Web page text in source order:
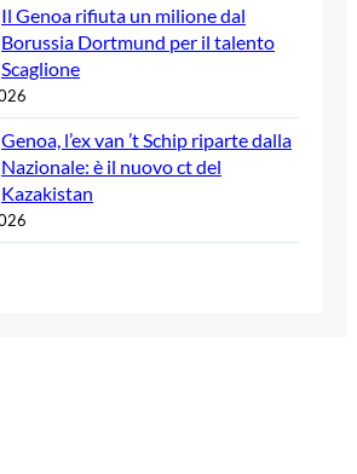
Il Genoa rifiuta un milione dal
Borussia Dortmund per il talento
Scaglione
Genoa, l’ex van ’t Schip riparte dalla
Nazionale: è il nuovo ct del
Kazakistan